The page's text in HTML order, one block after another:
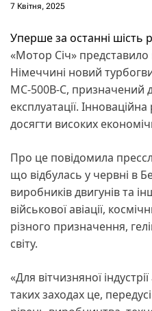
7 Квітня, 2025
Уперше за останні шість
«Мотор Січ» представило
Німеччині новий
МС-500В-C, призначений
експлуатації.
досягти високих
Про це повідомила
що відбулась у червні в
виробників двигунів та
військової авіації,
різного призначення,
світу.
«Для вітчизняної
таких заходах це,